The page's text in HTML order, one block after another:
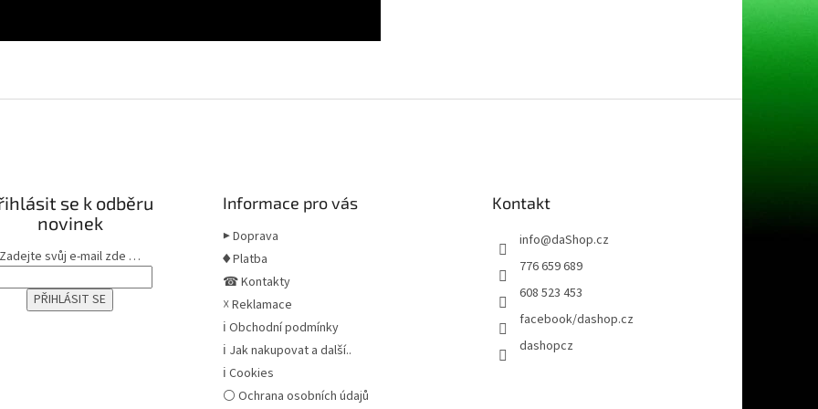
se k odběru
novinek
Zadejte svůj e-mail zde …
Informace pro vás
▶ Doprava
♦ Platba
☎ Kontakty
☓ Reklamace
ℹ Obchodní podmínky
ℹ Jak nakupovat a další..
ℹ Cookies
⚪ Ochrana osobních údajů
Kontakt
info@daShop.cz
776 659 689
608 523 453
facebook/dashop.cz
dashopcz